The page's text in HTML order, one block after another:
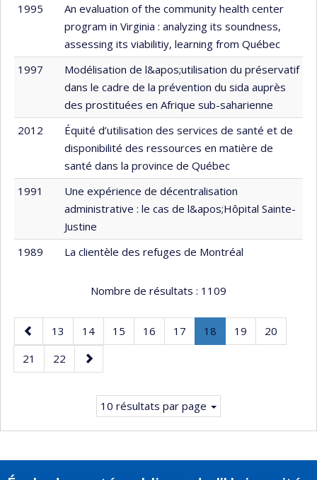
1995
An evaluation of the community health center
program in Virginia : analyzing its soundness,
assessing its viabilitiy, learning from Québec
1997
Modélisation de l&apos;utilisation du préservatif
dans le cadre de la prévention du sida auprès
des prostituées en Afrique sub-saharienne
2012
Équité d’utilisation des services de santé et de
disponibilité des ressources en matière de
santé dans la province de Québec
1991
Une expérience de décentralisation
administrative : le cas de l&apos;Hôpital Sainte-
Justine
1989
La clientèle des refuges de Montréal
Nombre de résultats : 1109
Page
précédente
Page
13 Page
14 Page
15 Page
16 Page
17 Page
18
Page
Page
19 Page
20
Page
21 Page
22
Page
suivante
10 résultats par page